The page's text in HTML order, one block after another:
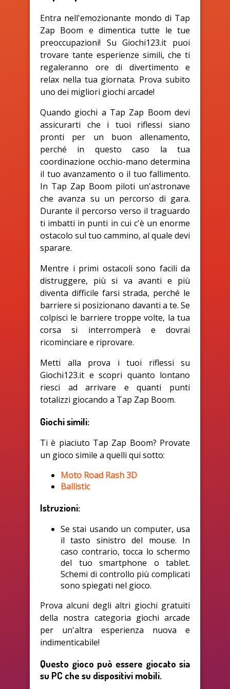
Entra nell'emozionante mondo di Tap
Zap Boom e dimentica tutte le tue
preoccupazioni! Su Giochi123.it puoi
trovare tante esperienze simili, che ti
regaleranno ore di divertimento e
relax nella tua giornata. Prova subito
uno dei migliori giochi arcade!
Quando giochi a Tap Zap Boom devi
assicurarti che i tuoi riflessi siano
pronti per un buon allenamento,
perché in questo caso la tua
coordinazione occhio-mano determina
il tuo avanzamento o il tuo fallimento.
In Tap Zap Boom piloti un'astronave
che avanza su un percorso di gara.
Durante il percorso verso il traguardo
ti imbatti in punti in cui c'è un enorme
ostacolo sul tuo cammino, al quale devi
sparare.
Mentre i primi ostacoli sono facili da
distruggere, più si va avanti e più
diventa difficile farsi strada, perché le
barriere si posizionano davanti a te. Se
colpisci le barriere troppe volte, la tua
corsa si interromperà e dovrai
ricominciare e riprovare.
Metti alla prova i tuoi riflessi su
Giochi123.it e scopri quanto lontano
riesci ad arrivare e quanti punti
totalizzi giocando a Tap Zap Boom.
Giochi simili:
Ti è piaciuto Tap Zap Boom? Provate
un gioco simile a quelli qui sotto:
Moto Road Rash 3D
Ballistic
Istruzioni:
Se stai usando un computer, usa
il tasto sinistro del mouse. In
caso contrario, tocca lo schermo
del tuo smartphone o tablet.
Schemi di controllo più complicati
sono spiegati nel gioco.
Prova alcuni degli altri giochi gratuiti
della nostra categoria giochi arcade
per un'altra esperienza nuova e
indimenticabile!
Questo gioco può essere giocato sia
su PC che su dispositivi mobili.